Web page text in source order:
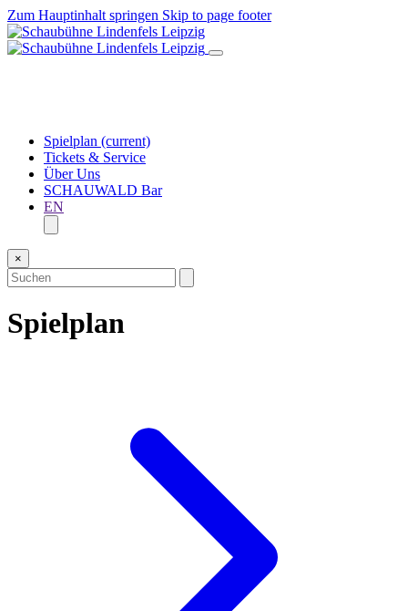
Zum Hauptinhalt springen Skip to page footer
Spielplan (current)
Tickets & Service
Über Uns
SCHAUWALD Bar
EN
×
Spielplan